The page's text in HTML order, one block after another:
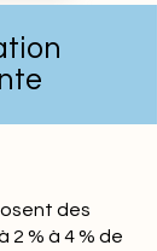
des
2 % à 4 % de